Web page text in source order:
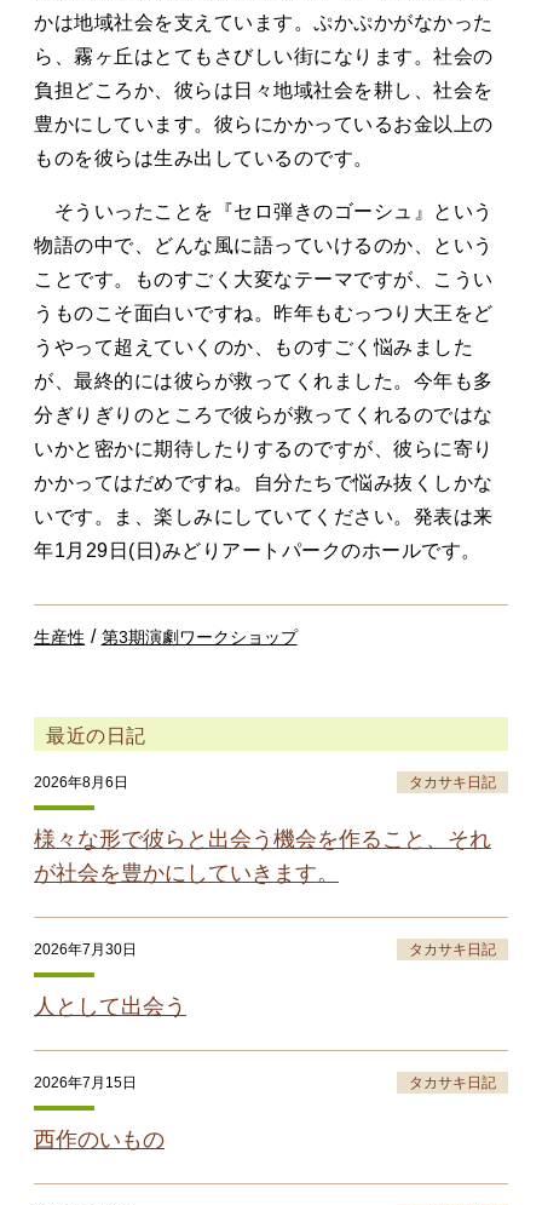
かは地域社会を支えています。ぷかぷかがなかった
ら、霧ヶ丘はとてもさびしい街になります。社会の
負担どころか、彼らは日々地域社会を耕し、社会を
豊かにしています。彼らにかかっているお金以上の
ものを彼らは生み出しているのです。
そういったことを『セロ弾きのゴーシュ』という
物語の中で、どんな風に語っていけるのか、という
ことです。ものすごく大変なテーマですが、こうい
うものこそ面白いですね。昨年もむっつり大王をど
うやって超えていくのか、ものすごく悩みました
が、最終的には彼らが救ってくれました。今年も多
分ぎりぎりのところで彼らが救ってくれるのではな
いかと密かに期待したりするのですが、彼らに寄り
かかってはだめですね。自分たちで悩み抜くしかな
いです。ま、楽しみにしていてください。発表は来
年1月29日(日)みどりアートパークのホールです。
生産性 / 第3期演劇ワークショップ
最近の日記
2026年8月6日 タカサキ日記
様々な形で彼らと出会う機会を作ること、それ
が社会を豊かにしていきます。
2026年7月30日 タカサキ日記
人として出会う
2026年7月15日 タカサキ日記
西作のいもの